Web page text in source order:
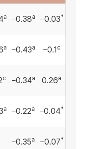
a −0.38a −0.03*
a −0.43a −0.1 c
c −0.34a 0.26a
a −0.22a −0.04*
−0.35a −0.07*